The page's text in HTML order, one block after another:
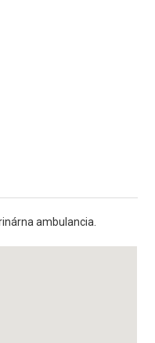
ambulancia.